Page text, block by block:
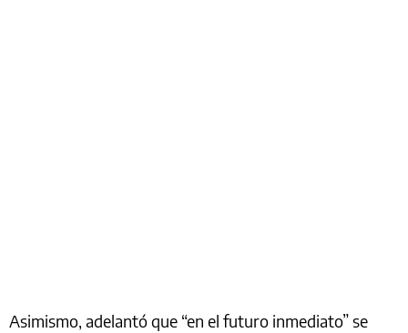
Asimismo, adelantó que “en el futuro inmediato” se